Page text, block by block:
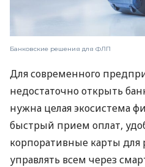
Банковские решения для ФЛП
Для современного
недостаточно открыть
нужна целая экосистема
быстрый прием оплат,
корпоративные карты для
управлять всем через